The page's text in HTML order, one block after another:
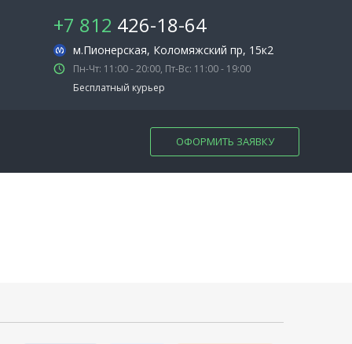
+7 812 426-18-64
м.Пионерская, Коломяжский пр, 15к2
Пн-Чт: 11:00 - 20:00, Пт-Вс: 11:00 - 19:00
Бесплатный курьер
ОФОРМИТЬ ЗАЯВКУ